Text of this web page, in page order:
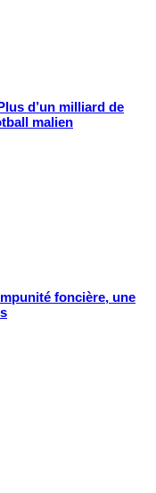
d’un milliard de
malien
foncière, une